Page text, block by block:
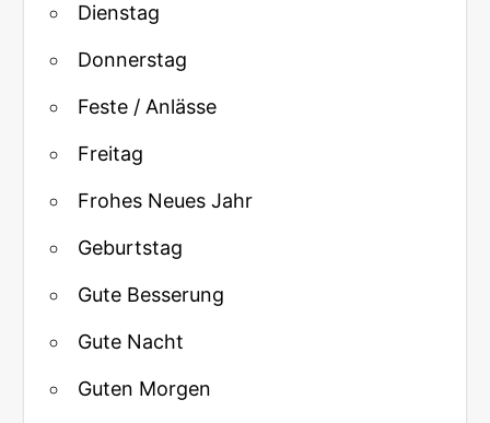
Dienstag
Donnerstag
Feste / Anlässe
Freitag
Frohes Neues Jahr
Geburtstag
Gute Besserung
Gute Nacht
Guten Morgen